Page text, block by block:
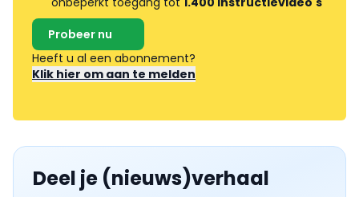
Probeer nu
Heeft u al een abonnement?
Klik hier om aan te melden
Deel je (nieuws)verhaal